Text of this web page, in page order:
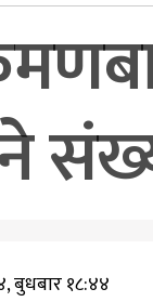
बुधबार १८:४४